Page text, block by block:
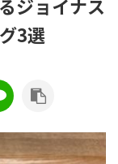
ジョイナス
3選